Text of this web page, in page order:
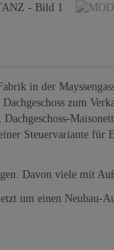
in der
zum
Steuervariante für
Davon viele mit
um einen Neubau-